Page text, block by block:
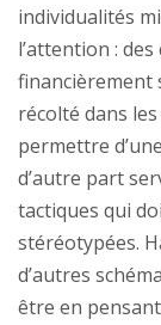
individualités
l’attention :
financièrement
récolté dans
permettre
d’autre part
tactiques qui
stéréotypées.
d’autres
être en